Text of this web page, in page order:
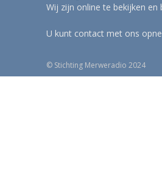
Wij zijn online te bekijken en
U kunt contact met ons
© Stichting Merweradio 2024